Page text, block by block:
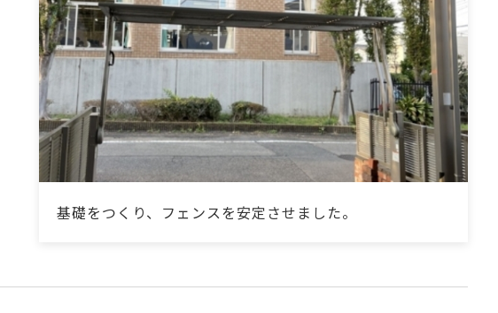
基礎をつくり、フェンスを安定させました。